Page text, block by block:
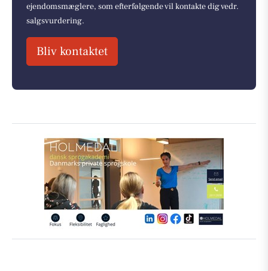
ejendomsmæglere, som efterfølgende vil kontakte dig vedr.
salgsvurdering.
Bliv kontaktet